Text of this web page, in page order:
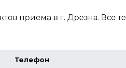
приема в г. Дрезна. Все те
Телефон